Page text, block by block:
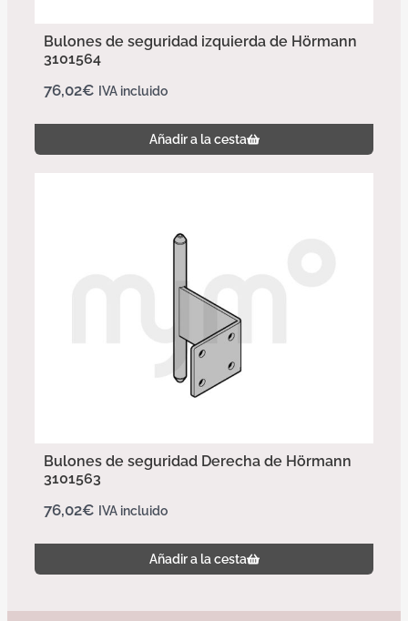
Bulones de seguridad izquierda de Hörmann
3101564
76,02€ IVA incluido
Añadir a la cesta
Bulones de seguridad Derecha de Hörmann
3101563
76,02€ IVA incluido
Añadir a la cesta